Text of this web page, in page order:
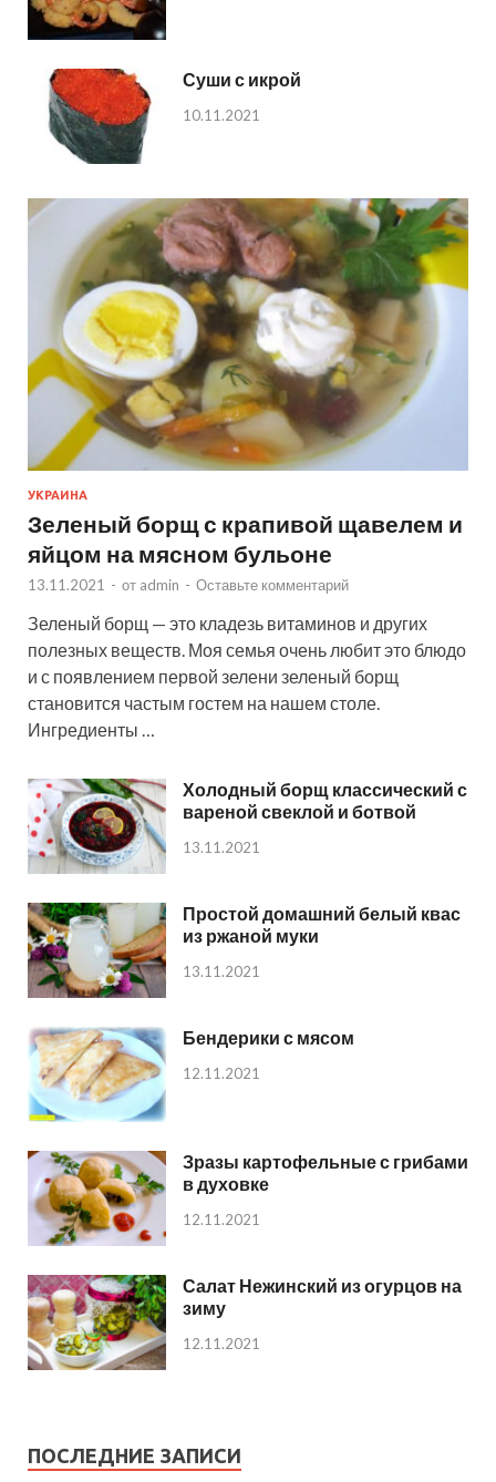
Суши с икрой
10.11.2021
УКРАИНА
Зеленый борщ с крапивой щавелем и
яйцом на мясном бульоне
13.11.2021 - от admin - Оставьте комментарий
Зеленый борщ — это кладезь витаминов и других
полезных веществ. Моя семья очень любит это блюдо
и с появлением первой зелени зеленый борщ
становится частым гостем на нашем столе.
Ингредиенты …
Холодный борщ классический с
вареной свеклой и ботвой
13.11.2021
Простой домашний белый квас
из ржаной муки
13.11.2021
Бендерики с мясом
12.11.2021
Зразы картофельные с грибами
в духовке
12.11.2021
Салат Нежинский из огурцов на
зиму
12.11.2021
ПОСЛЕДНИЕ ЗАПИСИ